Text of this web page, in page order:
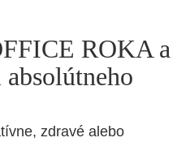
ROKA a
zdravé alebo